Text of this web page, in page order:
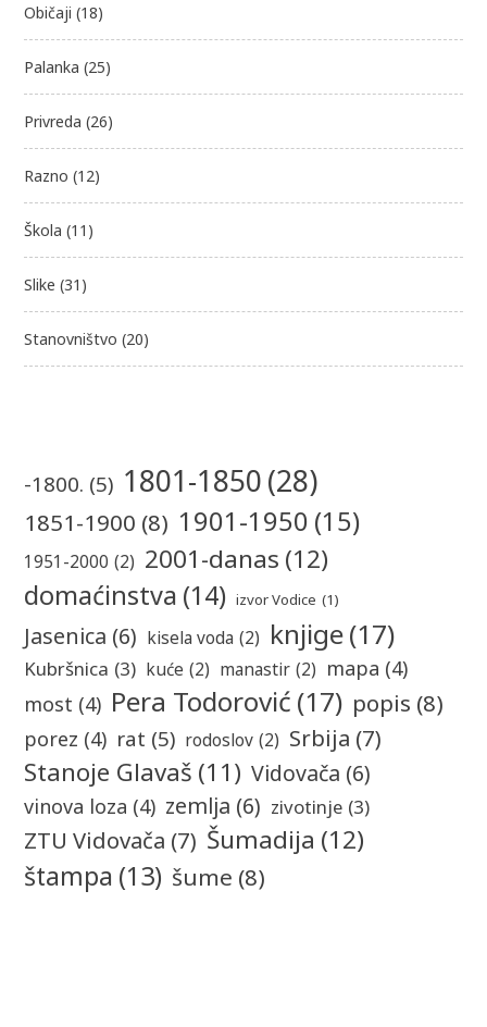
Običaji (18)
Palanka (25)
Privreda (26)
Razno (12)
Škola (11)
Slike (31)
Stanovništvo (20)
-1800. (5) 1801-1850(28)
1851-1900 (8) 1901-1950 (15)
1951-2000 (2) 2001-danas (12)
domaćinstva (14) izvor Vodice (1)
Jasenica (6) kisela voda (2) knjige(17)
Kubršnica (3) kuće (2) manastir (2) mapa (4)
most (4) Pera Todorović (17) popis (8)
porez (4) rat (5) rodoslov (2) Srbija (7)
Stanoje Glavaš (11) Vidovača (6)
vinova loza (4) zemlja (6) zivotinje (3)
ZTU Vidovača (7) Šumadija (12)
štampa (13) šume (8)